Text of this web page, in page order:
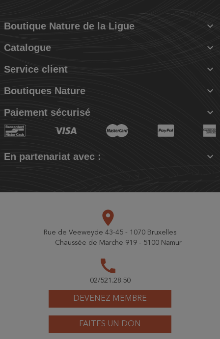
Boutique Nature de la Ligue 
Catalogue 
Service client 
Boutiques Nature 
Paiement sécurisé 
En partenariat avec : 
DEVENEZ MEMBRE
FAITES UN DON
place
Rue de Veeweyde 43-45 - 1070 Bruxelles
Chaussée de Marche 919 - 5100 Namur
call
02/521.28.50